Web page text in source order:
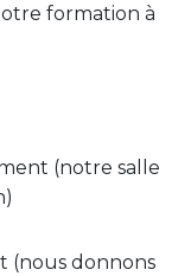
formation à
(notre salle
(nous donnons